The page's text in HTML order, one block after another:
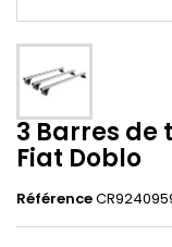
3 Barres de
Fiat Doblo
Référence